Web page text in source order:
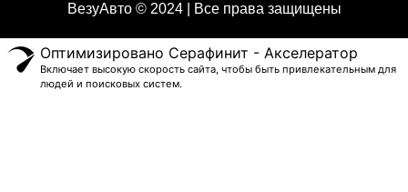
ВезуАвто © 2024 | Все права защищены
Оптимизировано Серафинит - Акселератор
Включает высокую скорость сайта, чтобы быть привлекательным для
людей и поисковых систем.